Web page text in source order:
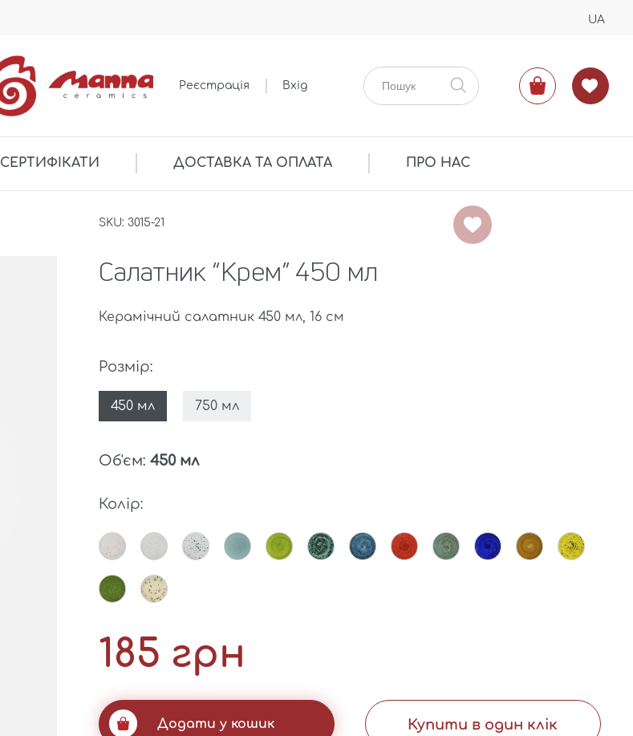
UA
Реєстрація Вхід
СЕРТИФІКАТИ ДОСТАВКА ТА ОПЛАТА ПРО НАС
SKU: 3015-21
Салатник “Крем” 450 мл
Керамічний салатник 450 мл, 16 см
Розмір:
450 мл 750 мл
Об'єм:450 мл
Колір:
185 грн
Додати у кошик Купити в один клік